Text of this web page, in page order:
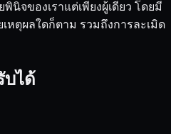
จของเราแต่เพียงผู้เดียว โดยมี
หตุผลใดก็ตาม รวมถึงการละเมิด
บได้